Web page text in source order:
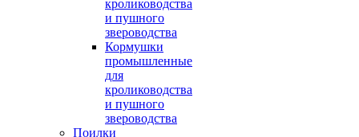
кролиководства
и пушного
звероводства
Кормушки
промышленные
для
кролиководства
и пушного
звероводства
Поилки